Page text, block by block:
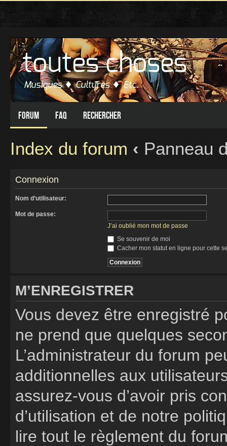
Forum FAQ Rechercher
Index du forum ‹ Panneau
Connexion
Nom d’utilisateur:
Mot de passe:
J’ai oublié mon mot de passe
Se souvenir de moi
Cacher mon statut en ligne pour cette
M’ENREGISTRER
Vous devez être enregistré
ne prend que quelques
L’administrateur du forum
additionnelles aux
assurez-vous d’avoir pris
d’utilisation et de notre
lire tout le règlement du